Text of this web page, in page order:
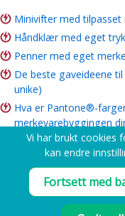
Minivifter med
Håndklær med eget
Penner med eget
De beste gaveideene
unike)
Hva er Pantone®-
merkevarebyggingen
Avkastningen på
Guide til
Trenger du
Vi har brukt cookies
kan endre
Fortsett med